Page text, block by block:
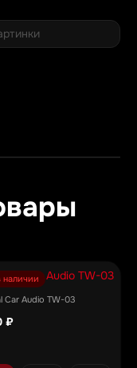
наличии
Car Audio TW-03
₽